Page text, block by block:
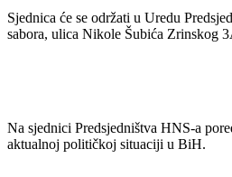
Sjednica će se održati u Uredu
sabora, ulica Nikole Šubića Zrinskog
Na sjednici Predsjedništva HNS-a
aktualnoj političkoj situaciji u BiH.